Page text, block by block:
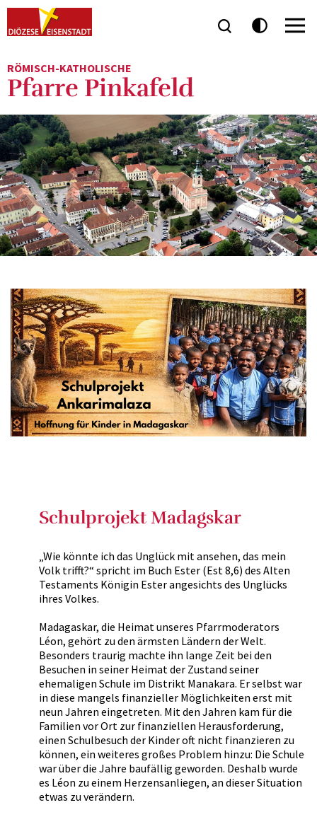
RÖMISCH-KATHOLISCHE
Pfarre Pinkafeld
Schulprojekt Madagskar
„Wie könnte ich das Unglück mit ansehen, das mein
Volk trifft?“ spricht im Buch Ester (Est 8,6) des Alten
Testaments Königin Ester angesichts des Unglücks
ihres Volkes.
Madagaskar, die Heimat unseres Pfarrmoderators
Léon, gehört zu den ärmsten Ländern der Welt.
Besonders traurig machte ihn lange Zeit bei den
Besuchen in seiner Heimat der Zustand seiner
ehemaligen Schule im Distrikt Manakara. Er selbst war
in diese mangels finanzieller Möglichkeiten erst mit
neun Jahren eingetreten. Mit den Jahren kam für die
Familien vor Ort zur finanziellen Herausforderung,
einen Schulbesuch der Kinder oft nicht finanzieren zu
können, ein weiteres großes Problem hinzu: Die Schule
war über die Jahre baufällig geworden. Deshalb wurde
es Léon zu einem Herzensanliegen, an dieser Situation
etwas zu verändern.